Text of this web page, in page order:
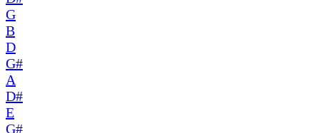
G
B
D
G#
A
D#
E
G#